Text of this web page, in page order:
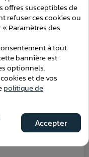
offres susceptibles de
refuser ces cookies ou
Paramètres des
à tout
bannière est
optionnels.
et de vos
politique de
Accepter